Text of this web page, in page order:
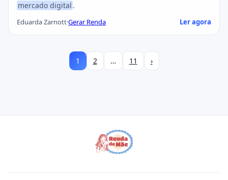
mercado digital .
Eduarda Zarnott·Gerar Renda Ler agora
1 2 … 11 ›